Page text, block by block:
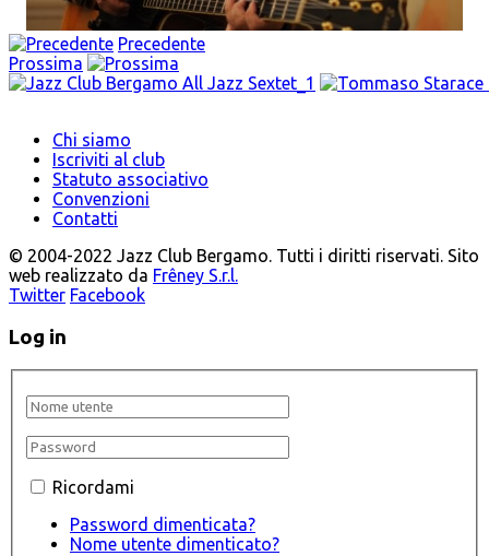
Precedente
Prossima
Chi siamo
Iscriviti al club
Statuto associativo
Convenzioni
Contatti
© 2004-2022 Jazz Club Bergamo. Tutti i diritti riservati. Sito
web realizzato da Frêney S.r.l.
Twitter Facebook
Log in
Ricordami
Password dimenticata?
Nome utente dimenticato?